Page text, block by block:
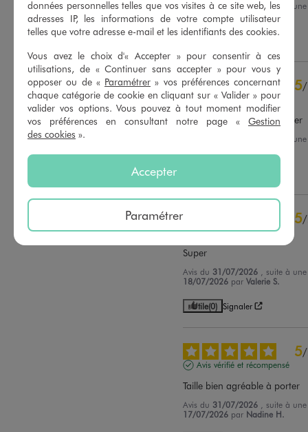
Basé sur 39
avis soumis à un
contrôle
5étoiles
29
4étoiles
9
3étoiles
0
2étoiles
1
1étoile
Trier les avis
Avis du07/08/2026 , suite à
25/07/2026 parJoelle R.
5/
Avis vérifié et récompensé
Bien taillé. Agréable à porter
, suite à
5/
Avis vérifié et récompensé
Super
Avis du 31/07/2026
, suite à
18/07/2026 parValerie S.
Utile(0) Signaler
5/
Avis vérifié et récompensé
Taille bien agréable à porter
Avis du 31/07/2026
, suite à
17/07/2026 par Nadine H.
données personnelles telles que vos visites à ce site web, les
adresses IP, les informations de votre compte utilisateur
telles que votre adresse e-mail et les identifiants des cookies.
Vous avez le choix d'« Accepter » pour consentir à ces
utilisations, de « Continuer sans accepter » pour vous y
opposer ou de « Paramétrer » vos préférences concernant
chaque catégorie de cookie en cliquant sur « Valider » pour
valider vos options. Vous pouvez à tout moment modifier
vos préférences en consultant notre page « Gestion
des cookies ».
Accepter
Paramétrer